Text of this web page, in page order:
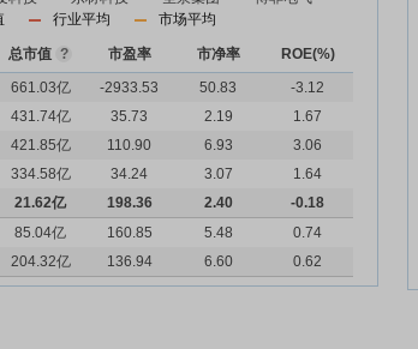
行业平均 市场平均
总市值 ? 市盈率 市净率
ROE(%)
661.03亿 -2933.53 50.83
-3.12
431.74亿 35.73 2.19
1.67
421.85亿 110.90 6.93
3.06
334.58亿 34.24 3.07
1.64
21.62亿 198.36 2.40
-0.18
85.04亿 160.85 5.48
0.74
204.32亿 136.94 6.60 0.62